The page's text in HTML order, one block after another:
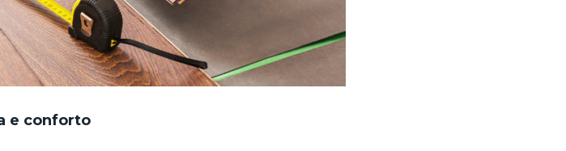
e conforto